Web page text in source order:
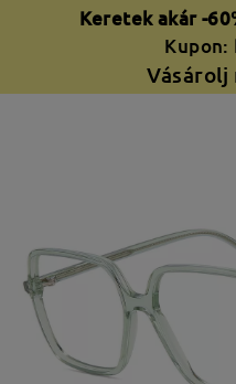
Keretek akár -
Kupon:
Vásárolj